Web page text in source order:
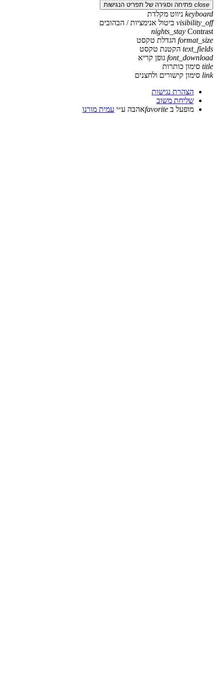
וסגירה של תפריט הנגישות
ניווט מקלדת
ביטול אנימציות / הבהובים
nights_stay
הגדלת טקסט
הקטנת טקסט
גופן קריא
כותרות
קישורים ולחצנים
נגישות
משוב
ב
favoriteאהבהע״יעמית מורנו